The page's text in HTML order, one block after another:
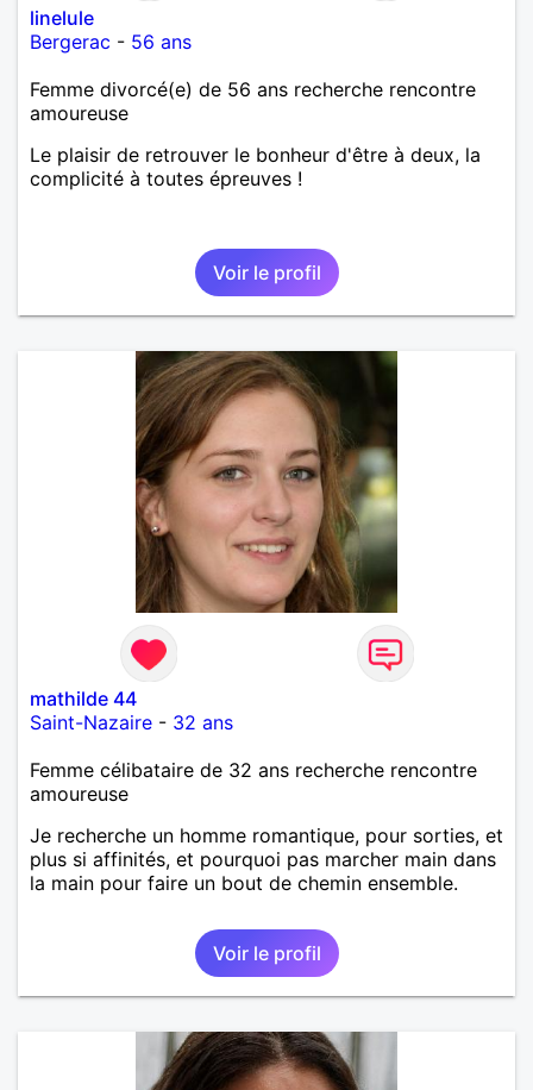
linelule
Bergerac - 56 ans
Femme divorcé(e) de 56 ans recherche rencontre
amoureuse
Le plaisir de retrouver le bonheur d'être à deux, la
complicité à toutes épreuves !
Voir le profil
mathilde 44
Saint-Nazaire - 32 ans
Femme célibataire de 32 ans recherche rencontre
amoureuse
Je recherche un homme romantique, pour sorties, et
plus si affinités, et pourquoi pas marcher main dans
la main pour faire un bout de chemin ensemble.
Voir le profil